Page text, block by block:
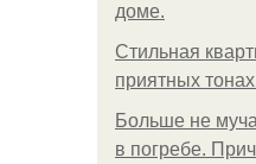
доме.
Стильная
приятных
Больше не
в погребе.